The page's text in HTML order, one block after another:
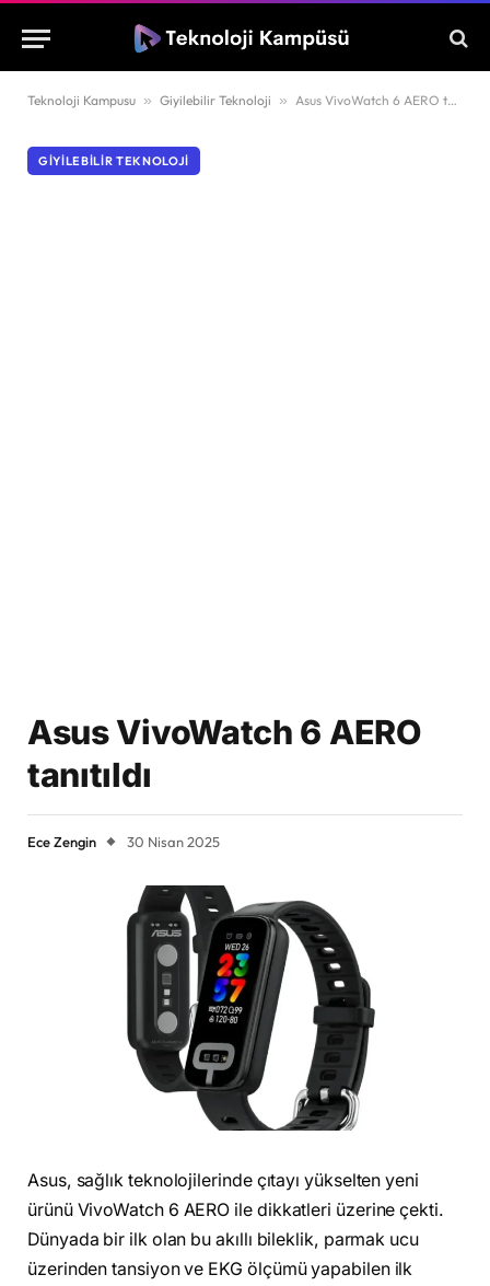
Teknoloji Kampusu » Giyilebilir Teknoloji » Asus VivoWatch 6 AERO tanıtıldı
GIYILEBILIR TEKNOLOJI
Asus VivoWatch 6 AERO
tanıtıldı
Ece Zengin 30 Nisan 2025
Asus, sağlık teknolojilerinde çıtayı yükselten yeni
ürünü VivoWatch 6 AERO ile dikkatleri üzerine çekti.
Dünyada bir ilk olan bu akıllı bileklik, parmak ucu
üzerinden tansiyon ve EKG ölçümü yapabilen ilk